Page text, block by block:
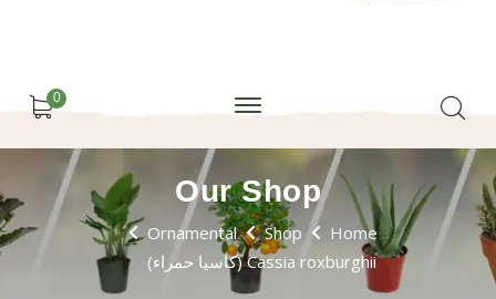
0
Our Shop
Home
Shop
Ornamental
Cassia roxburghii (كاسيا حمراء)